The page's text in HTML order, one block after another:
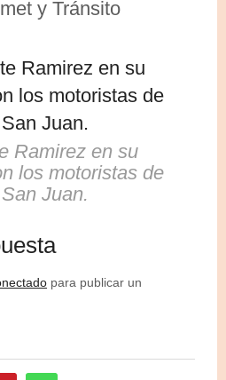
y Tránsito
Ramirez en su
los motoristas de
Juan.
para publicar un